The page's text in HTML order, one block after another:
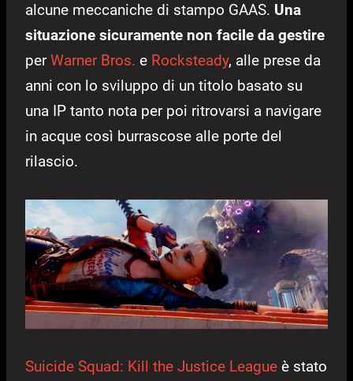
alcune meccaniche di stampo GAAS. Una
situazione sicuramente non facile da gestire
perWarner Bros. e Rocksteady, alle prese da
anni con lo sviluppo di un titolo basato su
una IP tanto nota per poi ritrovarsi a navigare
in acque così burrascose alle porte del
rilascio.
Suicide Squad: Kill the Justice League è stato